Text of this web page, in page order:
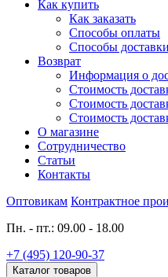
Как купить
Как заказать
Способы оплаты
Способы доставки
Возврат
Информация о
Стоимость
Стоимость
Стоимость
О магазине
Сотрудничество
Статьи
Контакты
Оптовикам Контрактное
Пн. - пт.: 09.00 - 18.00
+7 (495) 120-90-37
Каталог товаров